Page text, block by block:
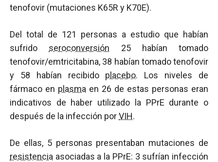
tenofovir (mutaciones K65R y K70E).
Del total de 121 personas a estudio que habían
sufrido seroconversión 25 habían tomado
tenofovir/emtricitabina, 38 habían tomado tenofovir
y 58 habían recibido placebo. Los niveles de
fármaco en plasma en 26 de estas personas eran
indicativos de haber utilizado la PPrE durante o
después de la infección porVIH.
De ellas, 5 personas presentaban mutaciones de
resistencia asociadas a la PPrE: 3 sufrían infección